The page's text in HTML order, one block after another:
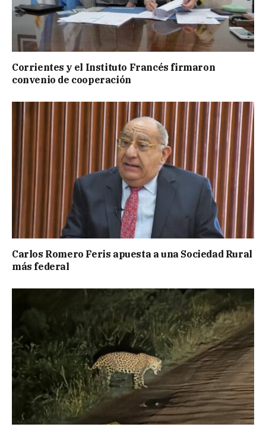
Corrientes y el Instituto Francés firmaron
convenio de cooperación
Carlos Romero Feris apuesta a una Sociedad Rural
más federal